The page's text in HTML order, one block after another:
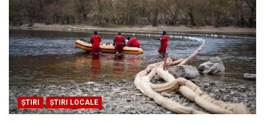
ȘTIRI ȘTIRI LOCALE